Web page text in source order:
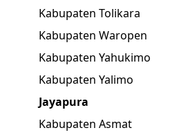
Kabupaten Tolikara
Kabupaten Waropen
Kabupaten Yahukimo
Kabupaten Yalimo
Jayapura
Kabupaten Asmat